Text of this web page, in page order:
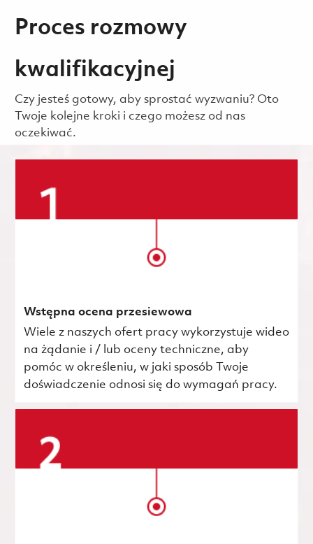
Proces rozmowy
kwalifikacyjnej
Czy jesteś gotowy, aby sprostać wyzwaniu? Oto
Twoje kolejne kroki i czego możesz od nas
oczekiwać.
Wstępna ocena przesiewowa
Wiele z naszych ofert pracy wykorzystuje wideo
na żądanie i / lub oceny techniczne, aby
pomóc w określeniu, w jaki sposób Twoje
doświadczenie odnosi się do wymagań pracy.